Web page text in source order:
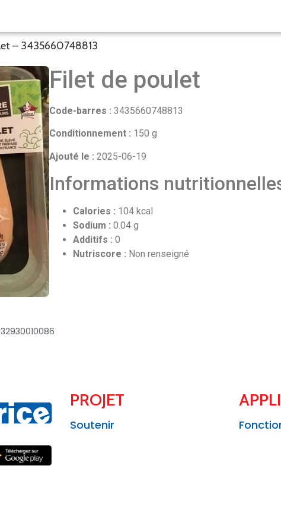
– 3435660748813
Filet de poulet
Code-barres : 3435660748813
Conditionnement : 150 g
Ajouté le : 2025-06-19
Informations
Calories : 104 kcal
Sodium : 0.04 g
Additifs : 0
Nutriscore : Non renseigné
PROJET
Soutenir